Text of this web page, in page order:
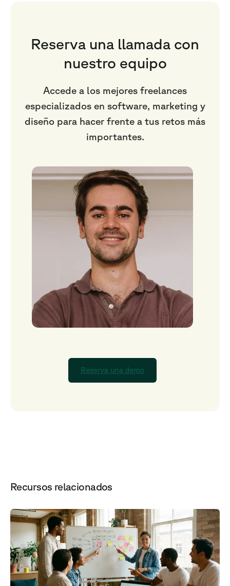
Reserva una llamada con
nuestro equipo
Accede a los mejores freelances
especializados en software, marketing y
diseño para hacer frente a tus retos más
importantes.
Reserva una demo
Recursos relacionados